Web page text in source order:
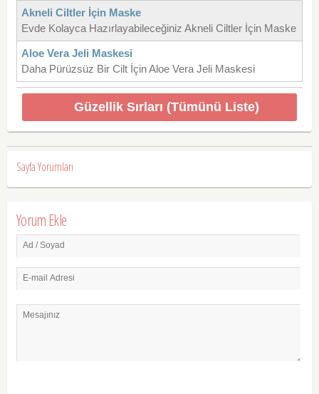
Akneli Ciltler İçin Maske
Evde Kolayca Hazırlayabileceğiniz Akneli Ciltler İçin Maske
Aloe Vera Jeli Maskesi
Daha Pürüzsüz Bir Cilt İçin Aloe Vera Jeli Maskesi
Güzellik Sırları (Tümünü Liste)
Sayfa Yorumları
Yorum Ekle
Ad / Soyad
E-mail Adresi
Mesajınız